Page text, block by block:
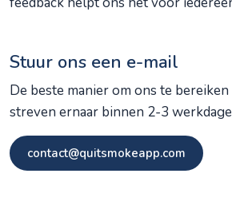
Stuur ons een e-mail
De beste manier om ons te
streven ernaar binnen 2-3
contact@quitsmokeapp.com